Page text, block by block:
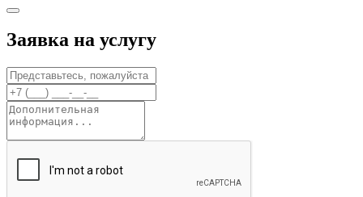
Заявка на услугу